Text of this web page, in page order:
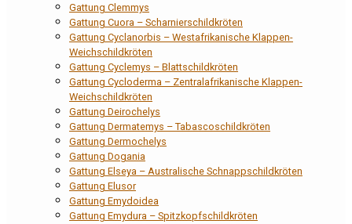
Gattung Clemmys
Gattung Cuora – Scharnierschildkröten
Gattung Cyclanorbis – Westafrikanische Klappen-
Weichschildkröten
Gattung Cyclemys – Blattschildkröten
Gattung Cycloderma – Zentralafrikanische Klappen-
Weichschildkröten
Gattung Deirochelys
Gattung Dermatemys – Tabascoschildkröten
Gattung Dermochelys
Gattung Dogania
Gattung Elseya – Australische Schnappschildkröten
Gattung Elusor
Gattung Emydoidea
Gattung Emydura – Spitzkopfschildkröten